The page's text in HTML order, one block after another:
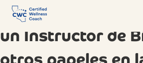
Skip¿Cuál es la
un Instructor de